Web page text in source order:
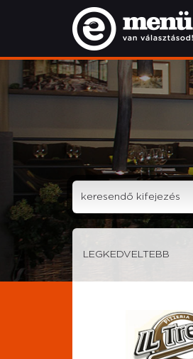
LEGKEDVELTEBB